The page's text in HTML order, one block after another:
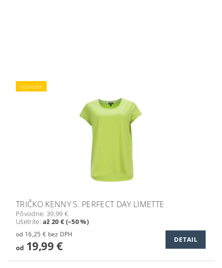
Výpredaj
TRIČKO KENNY S. PERFECT DAY LIMETTE
Pôvodne: 39,99 €
Ušetríte:až 20 € (–50 %)
od 16,25 € bez DPH
od19,99 € DETAIL